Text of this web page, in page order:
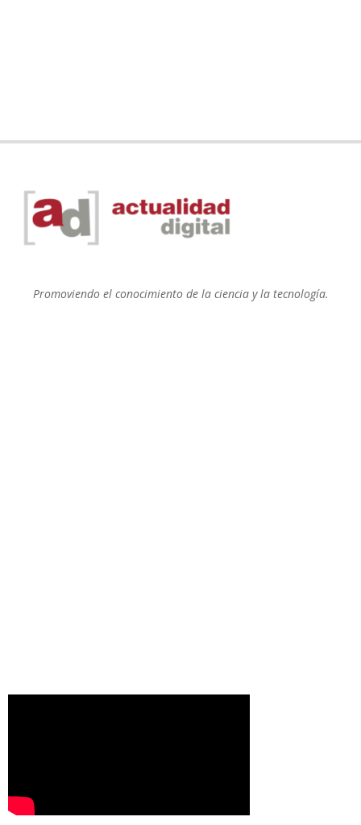
Promoviendo el conocimiento de la ciencia y la tecnología.